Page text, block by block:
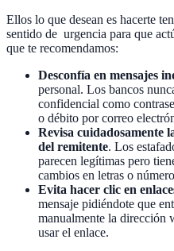
Ellos lo que desean es hacerte
sentido de urgencia para que
que te recomendamos:
Desconfía en mensajes
personal. Los bancos
confidencial como
o débito por correo
Revisa cuidadosamente
del remitente. Los
parecen legítimas pero
cambios en letras o
Evita hacer clic en
mensaje pidiéndote que
manualmente la dirección
usar el enlace.